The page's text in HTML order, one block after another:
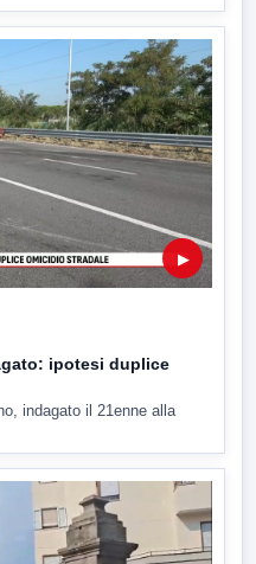
▶
ipotesi duplice
indagato il 21enne alla